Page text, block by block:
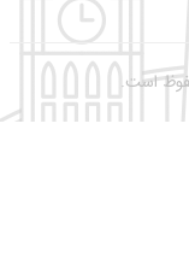
است.